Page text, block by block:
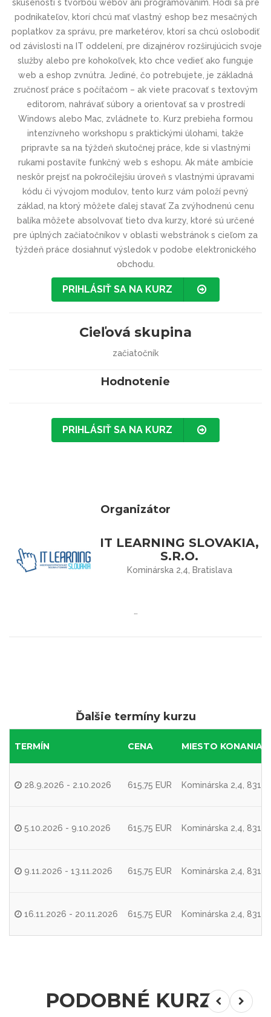
skúsenosti s tvorbou webov ani programovaním. Hodí sa pre
podnikateľov, ktorí chcú mať vlastný eshop bez mesačných
poplatkov za správu, pre marketérov, ktorí sa chcú oslobodiť
od závislosti na IT oddelení, pre dizajnérov rozširujúcich svoje
služby alebo pre kohokoľvek, kto chce vedieť ako funguje
web a eshop zvnútra. Jediné, čo potrebujete, je základná
zručnosť práce s počítačom – ak viete pracovať s textovým
editorom, nahrávať súbory a orientovať sa v prostredí
Windows alebo Mac, zvládnete to. Kurz prebieha formou
intenzívneho workshopu s praktickými úlohami, takže
pripravte sa na týždeň skutočnej práce, kde si vlastnými
rukami postavíte funkčný web s eshopu. Ak máte ambície
neskôr prejsť na pokročilejšiu úroveň s vlastnými úpravami
kódu či vývojom modulov, tento kurz vám položí pevný
základ, na ktorý môžete ďalej stavať Za zvýhodnenú cenu
balíka môžete absolvovať tieto dva kurzy, ktoré sú určené
pre úplných začiatočníkov v oblasti webstránok s cieľom za
týždeň práce dosiahnuť výsledok v podobe elektronického
obchodu.
PRIHLÁSIŤ SA NA KURZ
Cieľová skupina
začiatočník
Hodnotenie
PRIHLÁSIŤ SA NA KURZ
Organizátor
IT LEARNING SLOVAKIA,
S.R.O.
Kominárska 2,4, Bratislava
Ďalšie termíny kurzu
TERMÍN CENA MIESTO KONANIA
28.9.2026 - 2.10.2026 615,75 EUR Kominárska 2,4,
5.10.2026 - 9.10.2026 615,75 EUR Kominárska 2,4,
9.11.2026 - 13.11.2026 615,75 EUR Kominárska 2,4,
16.11.2026 - 20.11.2026 615,75 EUR Kominárska 2,4,
PODOBNÉ KURZY